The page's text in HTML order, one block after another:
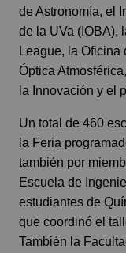
de Astronomía, el
de la UVa (IOBA),
League, la Oficina
Óptica
la Innovación y el
Un total de 460
la Feria
también por
Escuela de
estudiantes de
que coordinó el
También la